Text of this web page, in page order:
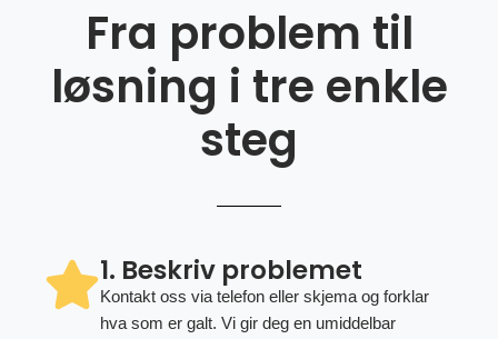
Fra problem til
løsning i tre enkle
steg
1. Beskriv problemet
Kontakt oss via telefon eller skjema og forklar
hva som er galt. Vi gir deg en umiddelbar